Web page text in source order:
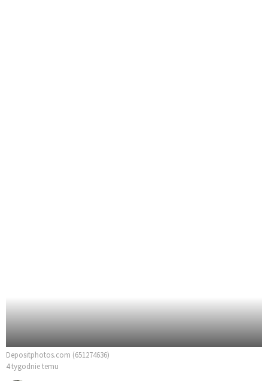
Depositphotos.com (651274636)
4 tygodnie temu